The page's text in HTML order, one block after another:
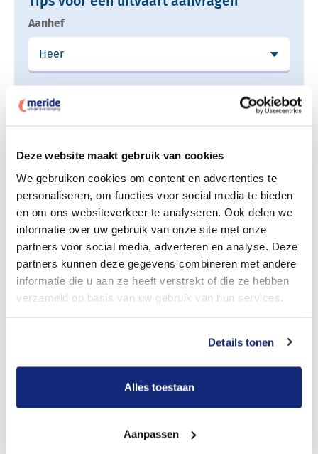
Deze website maakt gebruik van cookies
We gebruiken cookies om content en advertenties te
personaliseren, om functies voor social media te bieden
en om ons websiteverkeer te analyseren. Ook delen we
informatie over uw gebruik van onze site met onze
partners voor social media, adverteren en analyse. Deze
partners kunnen deze gegevens combineren met andere
informatie die u aan ze heeft verstrekt of die ze hebben
verzameld op basis van uw gebruik van hun services.
Details tonen
Alles toestaan
Aanpassen
Aanhef
Uw e-mail adres
Uw telefoonnummer
Digitaal ontvangen
Checklist aanvragen